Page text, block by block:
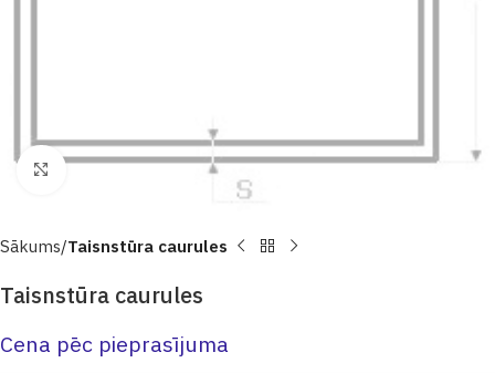
Click to enlarge
Sākums Taisnstūra caurules
Taisnstūra caurules
Cena pēc pieprasījuma